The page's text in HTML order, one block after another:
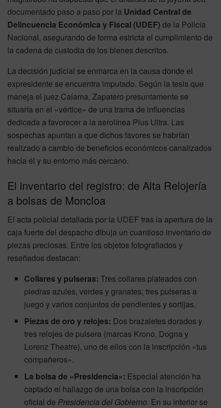
documentado paso a paso por la Unidad Central de
Delincuencia Económica y Fiscal (UDEF)de la Policía
Nacional, asegurando de forma estricta el cumplimiento de
la cadena de custodia de los bienes descritos.
La decisión judicial se enmarca en la causa donde el
expresidente se encuentra imputado. Según la tesis que
maneja el juez Calama, Zapatero presuntamente se
situaría en el «vértice» de una trama de influencias
dedicada a favorecer a la aerolínea Plus Ultra. Las
sospechas apuntan a que dichos favores se habrían
realizado a cambio de beneficios económicos canalizados
hacia él y su entorno más cercano.
El inventario del registro: de Alta Relojería
a bolsas de Moncloa
El acta policial detallada por la UDEF tras la apertura de la
caja fuerte del despacho dibuja un cuantioso inventario de
piezas preciosas. Entre los objetos fotografiados y
reseñados destacan:
Collares y pulseras: Tres collares plateados con
piedras azules, verdes y granates; tres pulseras a
juego y varios conjuntos de pendientes y sortijas.
Piezas de oro y relojes: Dos brazaletes dorados y
tres relojes de pulsera (marcas Krono, Dogna y
Lorenz Theatre), uno de ellos con la inscripción «tus
compañeros».
La bolsa de «Presidencia»: Especial atención ha
captado el hallazgo de una bolsa con la inscripción
oficial de Presidencia del Gobierno. En su interior se